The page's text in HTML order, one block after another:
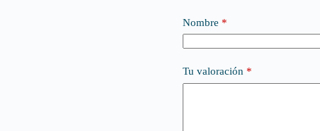
Nombre *
Tu valoración *